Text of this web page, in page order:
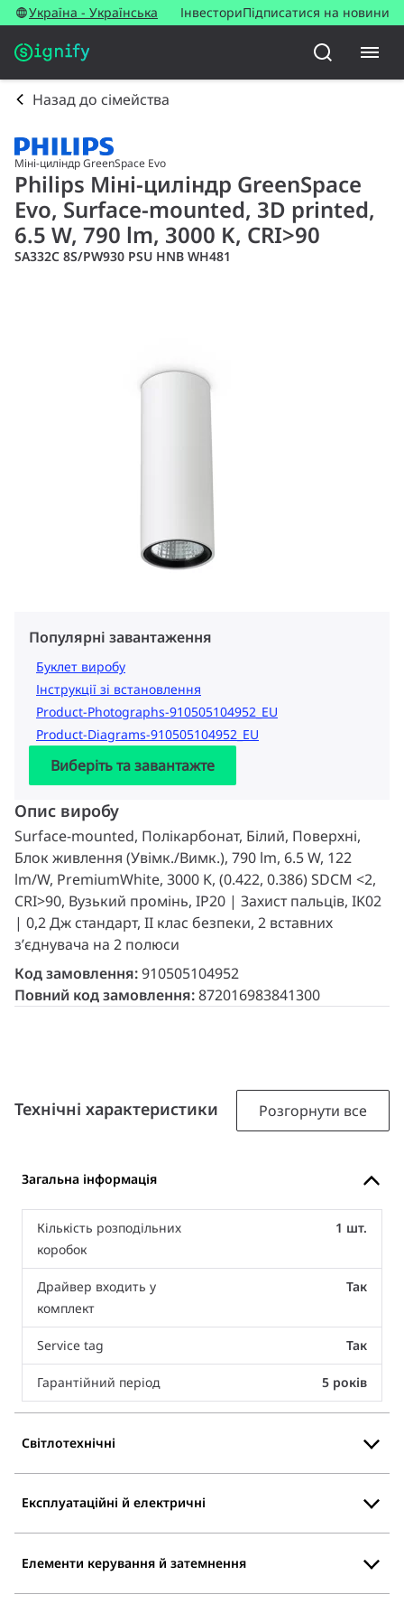
Україна - Українська ІнвесториПідписатися на новини
Назад до сімейства
Міні-циліндр GreenSpace Evo
Philips Міні-циліндр GreenSpace
Evo, Surface-mounted, 3D printed,
6.5 W, 790 lm, 3000 K, CRI>90
SA332C 8S/PW930 PSU HNB WH481
Популярні завантаження
Буклет виробу
Інструкції зі встановлення
Product-Photographs-910505104952_EU
Product-Diagrams-910505104952_EU
Виберіть та завантажте
Опис виробу
Surface-mounted, Полікарбонат, Білий, Поверхні,
Блок живлення (Увімк./Вимк.), 790 lm, 6.5 W, 122
lm/W, PremiumWhite, 3000 K, (0.422, 0.386) SDCM <2,
CRI>90, Вузький промінь, IP20 | Захист пальців, IK02
| 0,2 Дж стандарт, II клас безпеки, 2 вставних
з’єднувача на 2 полюси
Код замовлення:910505104952
Повний код замовлення:872016983841300
Технічні характеристики Розгорнути все
Загальна інформація
Кількість розподільних
коробок
1 шт.
Драйвер входить у
комплект
Так
Service tag Так
Гарантійний період 5 років
Світлотехнічні
Експлуатаційні й електричні
Елементи керування й затемнення